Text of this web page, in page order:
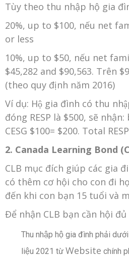
Tùy theo thu nhập hộ gia
20%, up to $100, nếu net
or less
10%, up to $50, nếu net
$45,282 and $90,563. Trên
(theo quy định năm 2016)
Ví dụ: Hộ gia đình có thu
đóng RESP là $500, sẽ nhận:
CESG $100= $200. Total
2. Canada Learning Bond
CLB mục đích giúp các gia
có thêm cơ hội cho con đi
đến khi con bạn 15 tuổi và
Để nhận CLB bạn cần hội
Thu nhập hộ gia đình phải dưới
liệu 2021 từ Website chính